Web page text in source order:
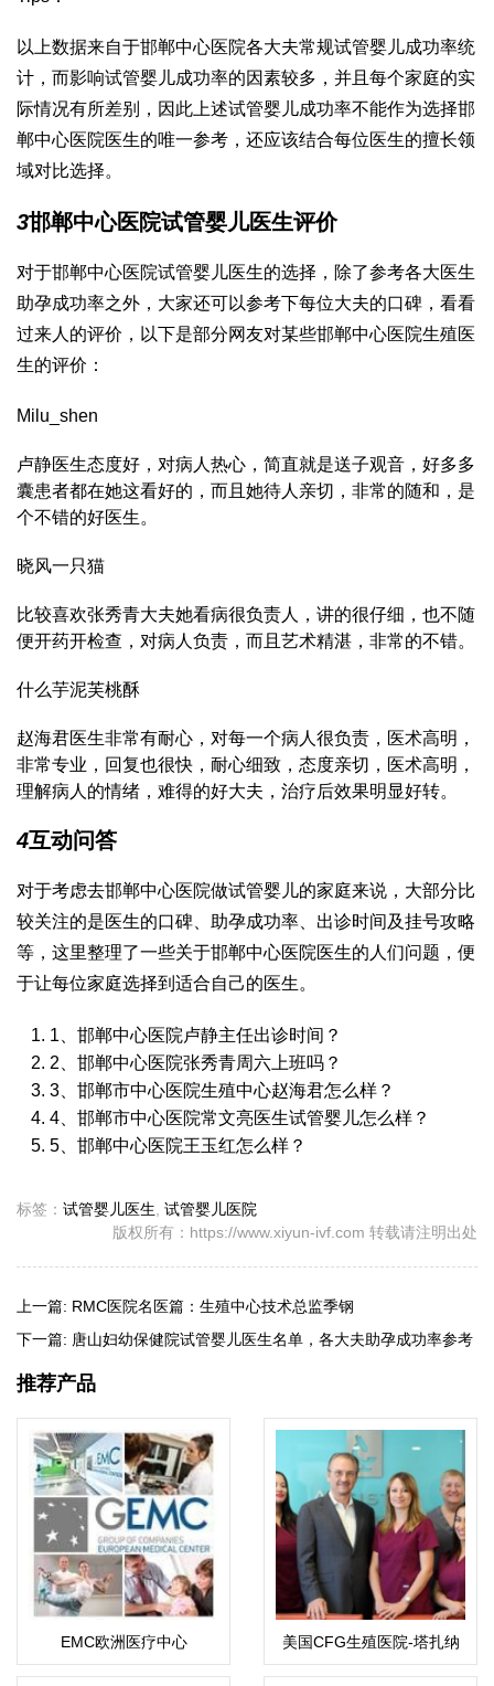
以上数据来自于邯郸中心医院各大夫常规试管婴儿成功率统
计，而影响试管婴儿成功率的因素较多，并且每个家庭的实
际情况有所差别，因此上述试管婴儿成功率不能作为选择邯
郸中心医院医生的唯一参考，还应该结合每位医生的擅长领
域对比选择。
3邯郸中心医院试管婴儿医生评价
对于邯郸中心医院试管婴儿医生的选择，除了参考各大医生
助孕成功率之外，大家还可以参考下每位大夫的口碑，看看
过来人的评价，以下是部分网友对某些邯郸中心医院生殖医
生的评价：
Milu_shen
卢静医生态度好，对病人热心，简直就是送子观音，好多多
囊患者都在她这看好的，而且她待人亲切，非常的随和，是
个不错的好医生。
晓风一只猫
比较喜欢张秀青大夫她看病很负责人，讲的很仔细，也不随
便开药开检查，对病人负责，而且艺术精湛，非常的不错。
什么芋泥芙桃酥
赵海君医生非常有耐心，对每一个病人很负责，医术高明，
非常专业，回复也很快，耐心细致，态度亲切，医术高明，
理解病人的情绪，难得的好大夫，治疗后效果明显好转。
4互动问答
对于考虑去邯郸中心医院做试管婴儿的家庭来说，大部分比
较关注的是医生的口碑、助孕成功率、出诊时间及挂号攻略
等，这里整理了一些关于邯郸中心医院医生的人们问题，便
于让每位家庭选择到适合自己的医生。
1、邯郸中心医院卢静主任出诊时间？
2、邯郸中心医院张秀青周六上班吗？
3、邯郸市中心医院生殖中心赵海君怎么样？
4、邯郸市中心医院常文亮医生试管婴儿怎么样？
5、邯郸中心医院王玉红怎么样？
标签： 试管婴儿医生, 试管婴儿医院
版权所有：https://www.xiyun-ivf.com 转载请注明出处
上一篇: RMC医院名医篇：生殖中心技术总监季钢
下一篇: 唐山妇幼保健院试管婴儿医生名单，各大夫助孕成功率参考
推荐产品
EMC欧洲医疗中心
美国CFG生殖医院-塔扎纳
总院